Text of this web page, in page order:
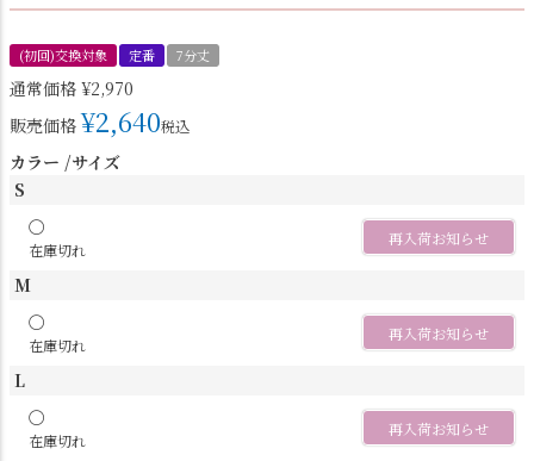
(初回)交換対象 定番 7分丈
通常価格 ¥2,970
販売価格 ¥2,640税込
カラー サイズ
S
〇
在庫切れ
再入荷お知らせ
M
〇
在庫切れ
再入荷お知らせ
L
〇
在庫切れ
再入荷お知らせ